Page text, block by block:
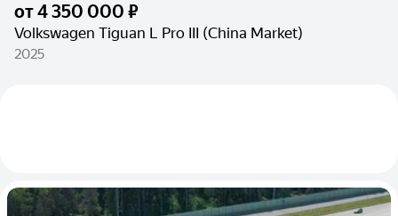
от4 350 000 ₽
Volkswagen Tiguan L Pro III (China Market)
2025